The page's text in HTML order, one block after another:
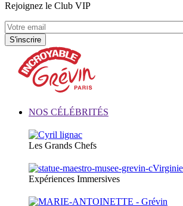
Rejoignez le Club VIP
NOS CÉLÉBRITÉS
Les Grands Chefs
Expériences Immersives